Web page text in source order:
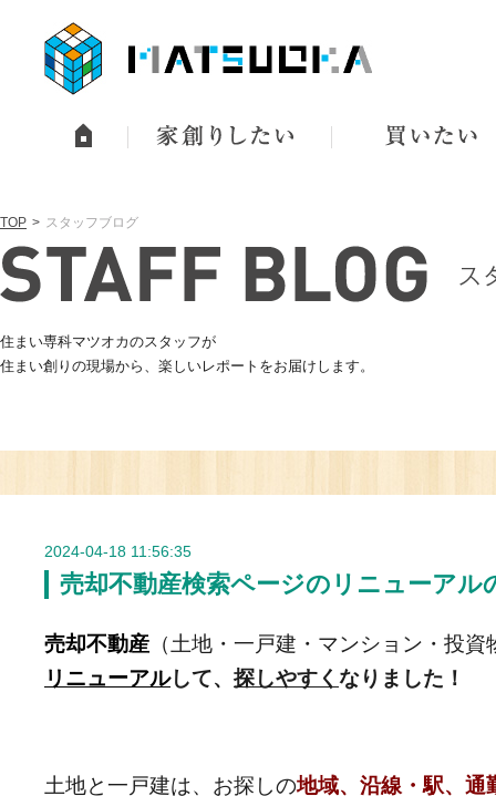
TOP スタッフブログ
住まい専科マツオカのスタッフが
住まい創りの現場から、楽しいレポートをお届けします。
2024-04-18 11:56:35
売却不動産検索ページのリニューアル
売却不動産 （土地・一戸建・マンション・投資
リニューアルして、 探しやすく なりました！
土地と一戸建は、お探しの地域、沿線・駅、 通